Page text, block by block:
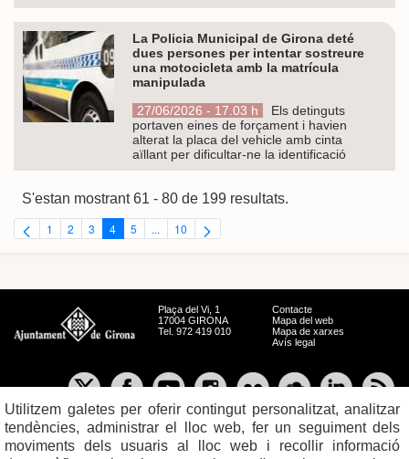
La Policia Municipal de Girona deté
dues persones per intentar sostreure
una motocicleta amb la matrícula
manipulada
27/06/2026 - 17.03 h
Els detinguts
portaven eines de forçament i havien
alterat la placa del vehicle amb cinta
aïllant per dificultar-ne la identificació
S'estan mostrant 61 - 80 de 199 resultats.
Pàgina
1 Pàgina
2 Pàgina
3 Pàgina
4 Pàgina
5 ...Pàgines intermèdies Utilitzeu TAB per navegar.
Pàgina
10
Plaça del Vi, 1
17004 GIRONA
Tel. 972 419 010
Contacte
Mapa del web
Mapa de xarxes
Avís legal
Utilitzem galetes per oferir contingut personalitzat, analitzar
tendències, administrar el lloc web, fer un seguiment dels
moviments dels usuaris al lloc web i recollir informació